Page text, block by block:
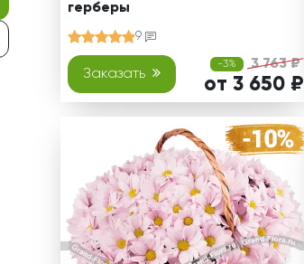
герберы
9
Заказать
-3% 3 763 ₽
от 3 650 ₽